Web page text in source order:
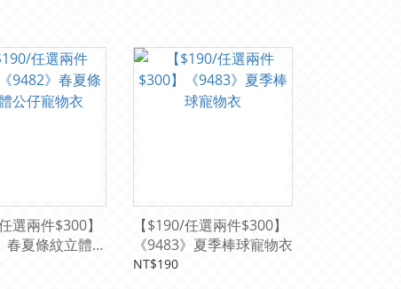
選兩件$300】
春夏條紋立體公
【$190/任選兩件$300】
《9483》夏季棒球寵物衣
NT$190